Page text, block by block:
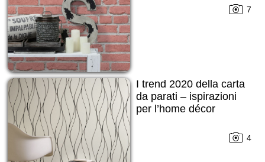
7
I trend 2020 della carta
da parati – ispirazioni
per l’home décor
4